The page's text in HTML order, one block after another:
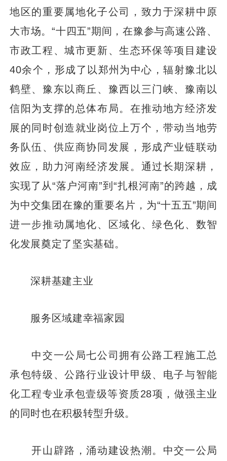
地区的重要属地化子公司，致力于深耕中原
大市场。“十四五”期间，在豫参与高速公路、
市政工程、城市更新、生态环保等项目建设
40余个，形成了以郑州为中心，辐射豫北以
鹤壁、豫东以商丘、豫西以三门峡、豫南以
信阳为支撑的总体布局。在推动地方经济发
展的同时创造就业岗位上万个，带动当地劳
务队伍、供应商协同发展，形成产业链联动
效应，助力河南经济发展。通过长期深耕，
实现了从“落户河南”到“扎根河南”的跨越，成
为中交集团在豫的重要名片，为“十五五”期间
进一步推动属地化、区域化、绿色化、数智
化发展奠定了坚实基础。
深耕基建主业
服务区域建幸福家园
中交一公局七公司拥有公路工程施工总
承包特级、公路行业设计甲级、电子与智能
化工程专业承包壹级等资质28项，做强主业
的同时也在积极转型升级。
开山辟路，涌动建设热潮。中交一公局